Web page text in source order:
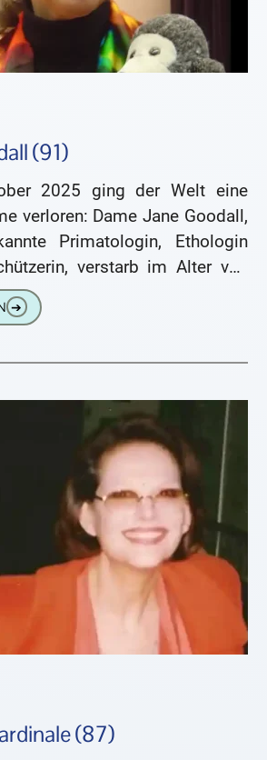
(91)
2025 ging der Welt eine
verloren: Dame Jane Goodall,
Primatologin, Ethologin
verstarb im Alter von
Angeles. ￼
➔
(87)